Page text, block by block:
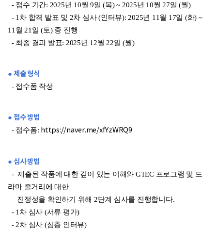
- 접수 기간: 2025년 10월 9일 (목) ~ 2025년 10월 27일 (월)
- 1차 합격 발표 및 2차 심사 (인터뷰): 2025년 11월 17일 (화) ~
11월 21일 (토) 중 진행
- 최종 결과 발표: 2025년 12월 22일 (월)
● 제출 형식
- 접수폼 작성
● 접수 방법
- 접수폼: https://naver.me/xfYzWRQ9
● 심사 방법
- 제출된 작품에 대한 깊이 있는 이해와 GTEC 프로그램 및 드
라마 줄거리에 대한
진정성을 확인하기 위해 2단계 심사를 진행합니다.
- 1차 심사 (서류 평가)
- 2차 심사 (심층 인터뷰)